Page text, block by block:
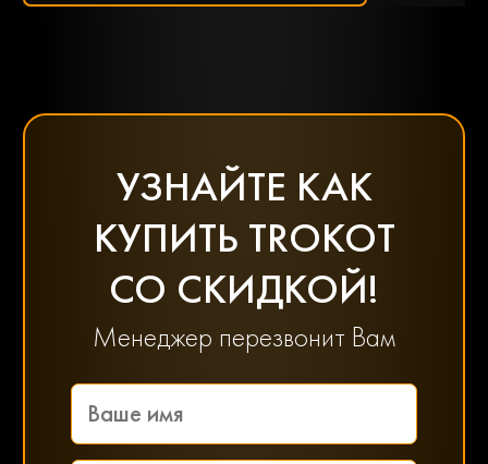
Uaz Volkswagen
Volvo Vortex
Ваз
УЗНАЙТЕ КАК
КУПИТЬ TROKOT
СО СКИДКОЙ!
Менеджер перезвонит Вам